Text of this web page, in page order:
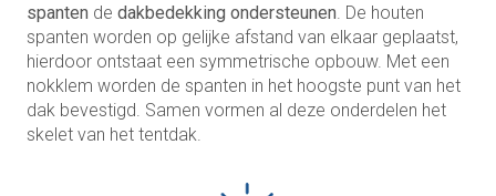
spanten de dakbedekking ondersteunen . De houten
spanten worden op gelijke afstand van elkaar geplaatst,
hierdoor ontstaat een symmetrische opbouw. Met een
nokklem worden de spanten in het hoogste punt van het
dak bevestigd. Samen vormen al deze onderdelen het
skelet van het tentdak.